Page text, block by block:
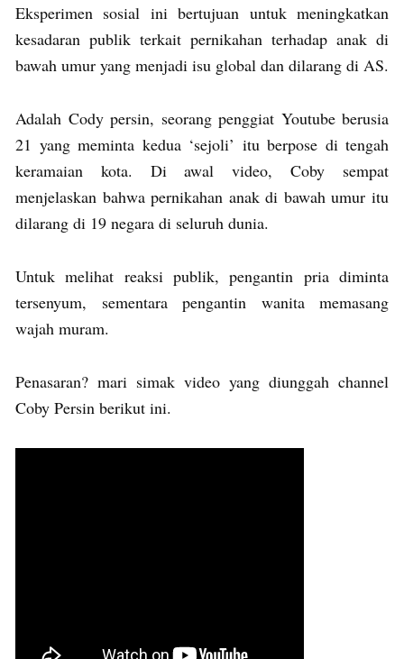
Eksperimen sosial ini bertujuan untuk meningkatkan
kesadaran publik terkait pernikahan terhadap anak di
bawah umur yang menjadi isu global dan dilarang di AS.
Adalah Cody persin, seorang penggiat Youtube berusia
21 yang meminta kedua ‘sejoli’ itu berpose di tengah
keramaian kota. Di awal video, Coby sempat
menjelaskan bahwa pernikahan anak di bawah umur itu
dilarang di 19 negara di seluruh dunia.
Untuk melihat reaksi publik, pengantin pria diminta
tersenyum, sementara pengantin wanita memasang
wajah muram.
Penasaran? mari simak video yang diunggah channel
Coby Persin berikut ini.